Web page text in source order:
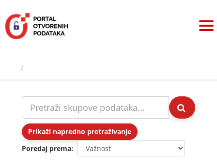
sadržaj
Prikaži napredno pretraživanje
Poredaj prema